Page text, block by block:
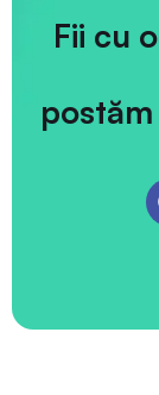
Fii cu